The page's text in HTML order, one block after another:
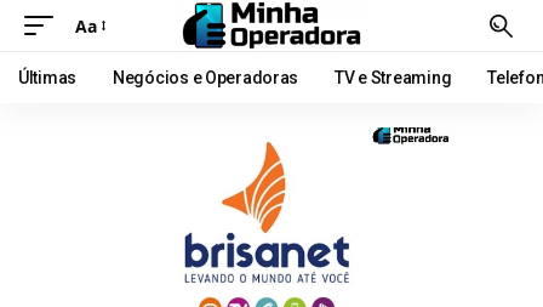
Aa
Últimas Negócios e Operadoras TV e Streaming